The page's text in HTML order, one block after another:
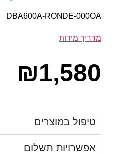
DBA600A-RONDE-000OA
מדריך מידות
₪1,580
טיפול במוצרים
אפשרויות תשלום